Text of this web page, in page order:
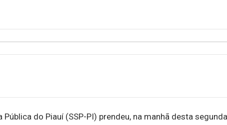
do Piauí (SSP-PI) prendeu, na manhã desta